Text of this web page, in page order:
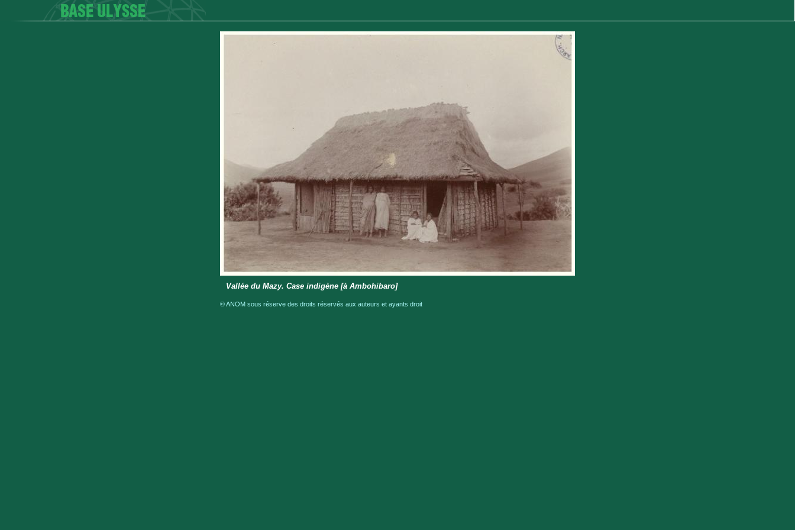
Vallée du Mazy. Case indigène [à Ambohibaro]
© ANOM sous réserve des droits réservés aux auteurs et ayants droit